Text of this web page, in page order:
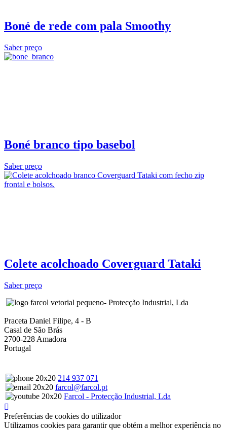
Boné de rede com pala Smoothy
Saber preço
Boné branco tipo basebol
Saber preço
Colete acolchoado Coverguard Tataki
Saber preço
- Protecção Industrial, Lda
Praceta Daniel Filipe, 4 - B
Casal de São Brás
2700-228 Amadora
Portugal
214 937 071
farcol@farcol.pt
Farcol - Protecção Industrial, Lda
Preferências de cookies do utilizador
Utilizamos cookies para garantir que obtém a melhor experiência no